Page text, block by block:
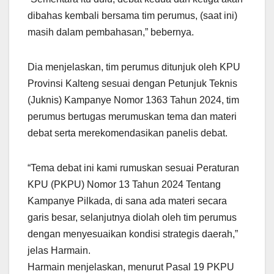
dibahas kembali bersama tim perumus, (saat ini)
masih dalam pembahasan,” bebernya.
Dia menjelaskan, tim perumus ditunjuk oleh KPU
Provinsi Kalteng sesuai dengan Petunjuk Teknis
(Juknis) Kampanye Nomor 1363 Tahun 2024, tim
perumus bertugas merumuskan tema dan materi
debat serta merekomendasikan panelis debat.
“Tema debat ini kami rumuskan sesuai Peraturan
KPU (PKPU) Nomor 13 Tahun 2024 Tentang
Kampanye Pilkada, di sana ada materi secara
garis besar, selanjutnya diolah oleh tim perumus
dengan menyesuaikan kondisi strategis daerah,”
jelas Harmain.
Harmain menjelaskan, menurut Pasal 19 PKPU